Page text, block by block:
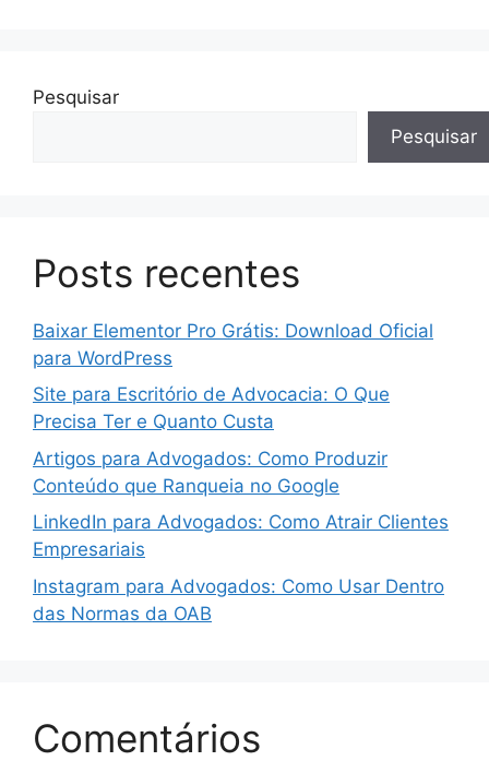
Pesquisar
Pesquisar
Posts recentes
Baixar Elementor Pro Grátis: Download Oficial
para WordPress
Site para Escritório de Advocacia: O Que
Precisa Ter e Quanto Custa
Artigos para Advogados: Como Produzir
Conteúdo que Ranqueia no Google
LinkedIn para Advogados: Como Atrair Clientes
Empresariais
Instagram para Advogados: Como Usar Dentro
das Normas da OAB
Comentários